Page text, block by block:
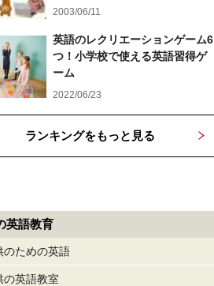
2003/06/11
英語のレクリエーションゲーム6
つ！小学校で使える英語習得ゲ
ーム
2022/06/23
ランキングをもっと見る
英語教育
のための英語
の英語教室